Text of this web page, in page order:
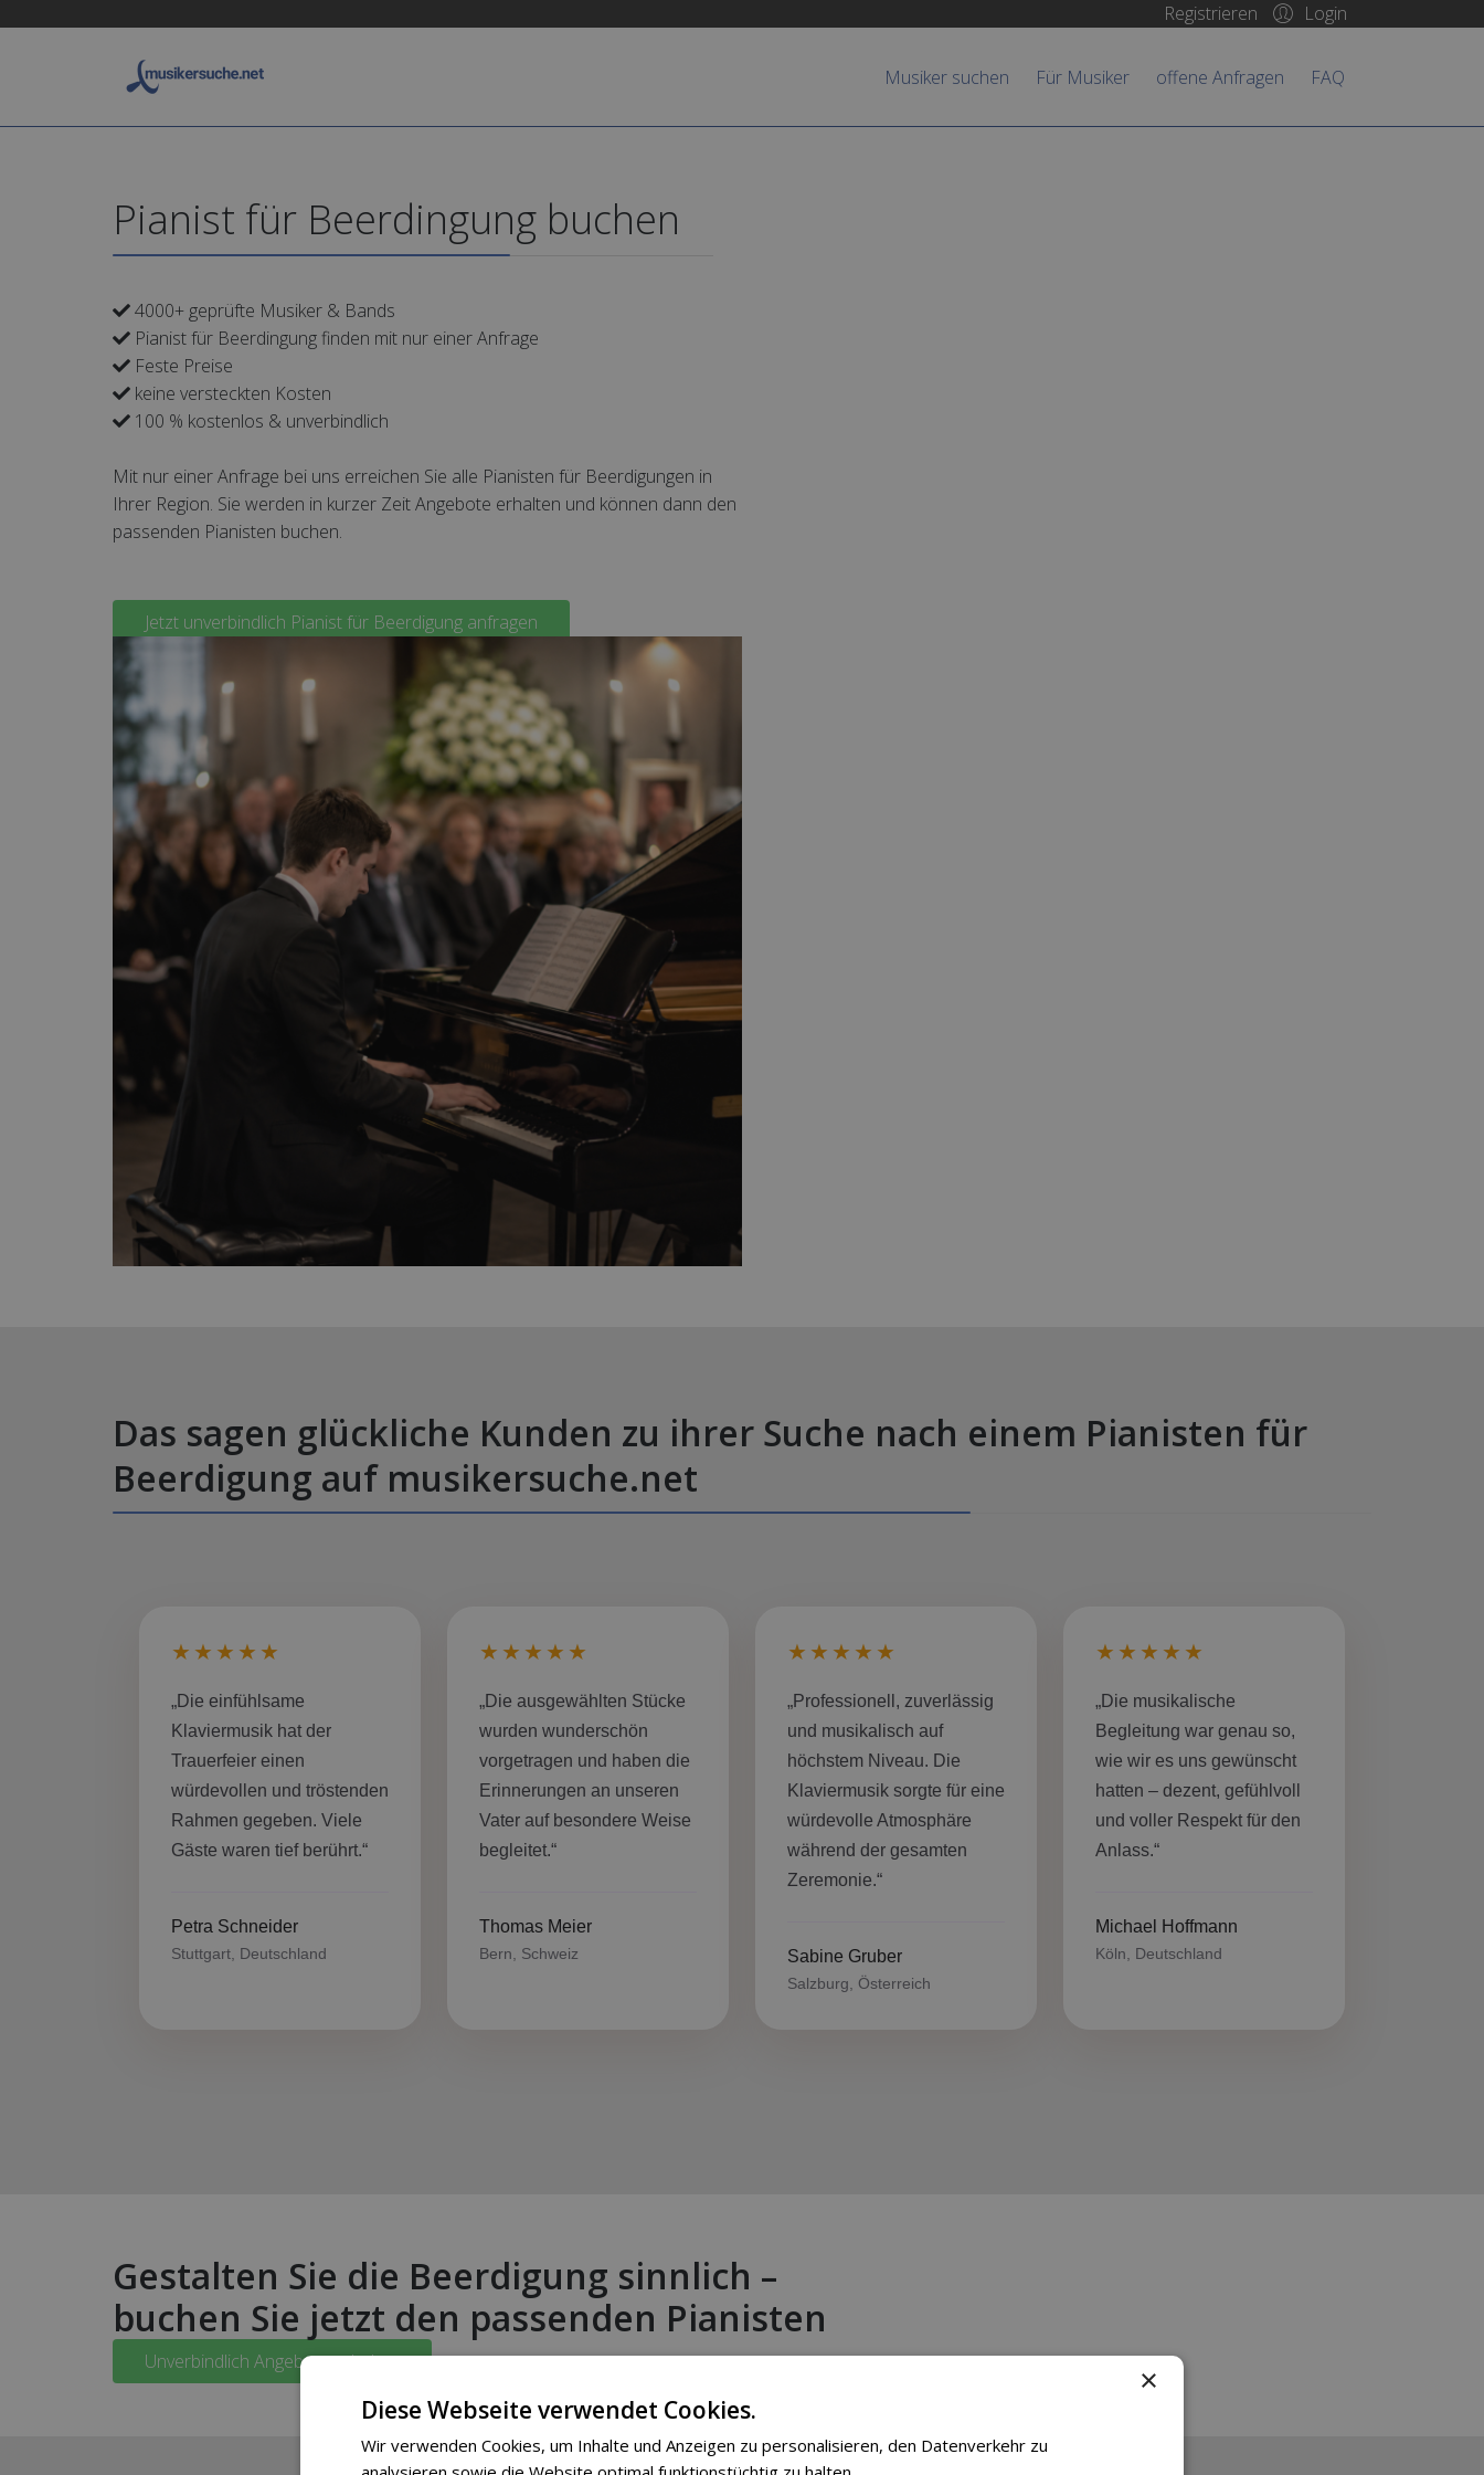
Registrieren Login
Musiker suchen Für Musiker offene Anfragen FAQ
Pianist für Beerdingung buchen
4000+ geprüfte Musiker & Bands
Pianist für Beerdingung finden mit nur einer Anfrage
Feste Preise
keine versteckten Kosten
100 % kostenlos & unverbindlich
Mit nur einer Anfrage bei uns erreichen Sie alle Pianisten für Beerdigungen in
Ihrer Region. Sie werden in kurzer Zeit Angebote erhalten und können dann den
passenden Pianisten buchen.
Jetzt unverbindlich Pianist für Beerdigung anfragen
Das sagen glückliche Kunden zu ihrer Suche nach einem Pianisten für
Beerdigung auf musikersuche.net
★★★★★
„Die einfühlsame
Klaviermusik hat der
Trauerfeier einen
würdevollen und tröstenden
Rahmen gegeben. Viele
Gäste waren tief berührt.“
Petra Schneider
Stuttgart, Deutschland
★★★★★
„Die ausgewählten Stücke
wurden wunderschön
vorgetragen und haben die
Erinnerungen an unseren
Vater auf besondere Weise
begleitet.“
Thomas Meier
Bern, Schweiz
★★★★★
„Professionell, zuverlässig
und musikalisch auf
höchstem Niveau. Die
Klaviermusik sorgte für eine
würdevolle Atmosphäre
während der gesamten
Zeremonie.“
Sabine Gruber
Salzburg, Österreich
★★★★★
„Die musikalische
Begleitung war genau so,
wie wir es uns gewünscht
hatten – dezent, gefühlvoll
und voller Respekt für den
Anlass.“
Michael Hoffmann
Köln, Deutschland
Gestalten Sie die Beerdigung sinnlich –
buchen Sie jetzt den passenden Pianisten
Unverbindlich Angebote erhalten
×
Diese Webseite verwendet Cookies.
Wir verwenden Cookies, um Inhalte und Anzeigen zu personalisieren, den Datenverkehr zu